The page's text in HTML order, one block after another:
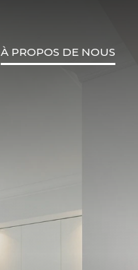
À PROPOS DE NOUS